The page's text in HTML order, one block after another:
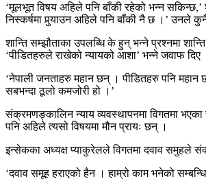
‘मूलभूत विषय अहिले पनि बाँकी रहेको भन्न
निस्कर्षमा पुर्‍याउन अहिले पनि बाँकी नै छ ।’ उनले
शान्ति सम्झौताका उपलब्धि के हुन् भन्ने प्रश्नमा
‘पीडितहरुले राखेको न्यायको आशा’ भन्ने जवाफ दिए
‘नेपाली जनताहरु महान छन् । पीडितहरु पनि महान
सबभन्दा ठूलो कमजोरी हो ।’
संक्रमणङ्कालिन न्याय व्यवस्थापनमा विगतमा भएका
पनि अहिले त्यसो विषयमा मौन प्रायः छन् ।
इन्सेकका अध्यक्ष प्याकुरेलले विगतमा दवाव समुहले
‘दवाव समूह हराएको हैन । हाम्रो काम भनेको